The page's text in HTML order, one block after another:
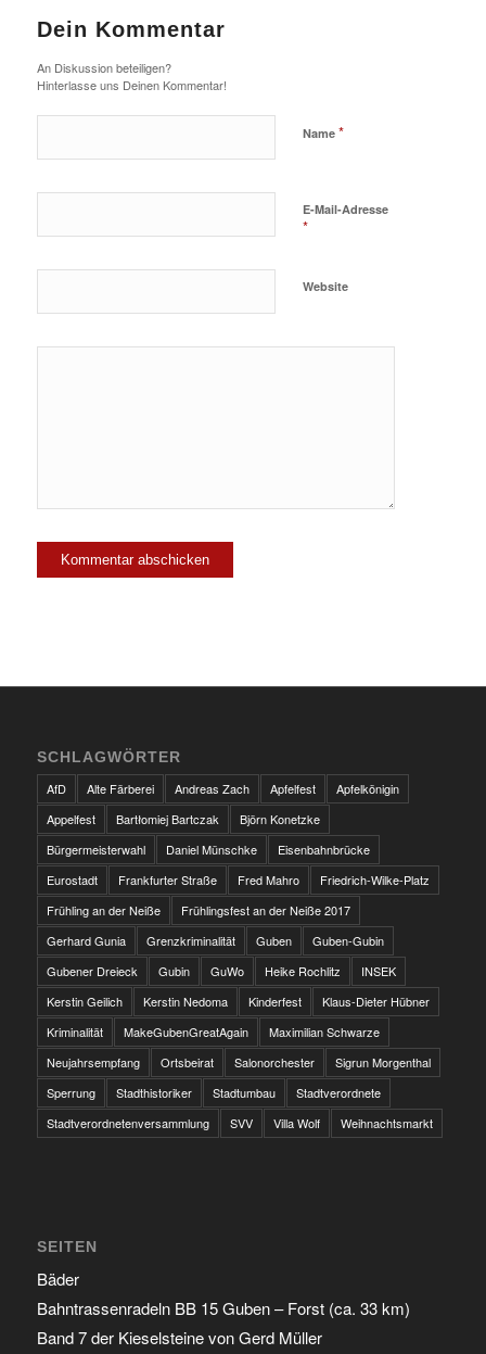
Dein Kommentar
An Diskussion beteiligen?
Hinterlasse uns Deinen Kommentar!
Name *
E-Mail-Adresse
*
Website
SCHLAGWÖRTER
AfD
Alte Färberei Andreas Zach Apfelfest
Apfelkönigin
Appelfest
Bartłomiej Bartczak
Björn Konetzke
Bürgermeisterwahl
Daniel Münschke
Eisenbahnbrücke
Eurostadt
Frankfurter Straße Fred Mahro
Friedrich-Wilke-Platz
Frühling an der Neiße
Frühlingsfest an der Neiße 2017
Gerhard Gunia
Grenzkriminalität Guben
Guben-Gubin
Gubener Dreieck
Gubin GuWo Heike Rochlitz
INSEK
Kerstin Geilich
Kerstin Nedoma Kinderfest
Klaus-Dieter Hübner
Kriminalität
MakeGubenGreatAgain
Maximilian Schwarze
Neujahrsempfang
Ortsbeirat Salonorchester
Sigrun Morgenthal
Sperrung
Stadthistoriker Stadtumbau
Stadtverordnete
Stadtverordnetenversammlung
SVV Villa Wolf Weihnachtsmarkt
SEITEN
Bäder
Bahntrassenradeln BB 15 Guben – Forst (ca. 33 km)
Band 7 der Kieselsteine von Gerd Müller